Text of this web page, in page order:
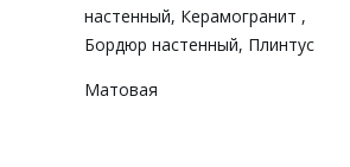
настенный, Керамогранит ,
Бордюр настенный, Плинтус
Матовая